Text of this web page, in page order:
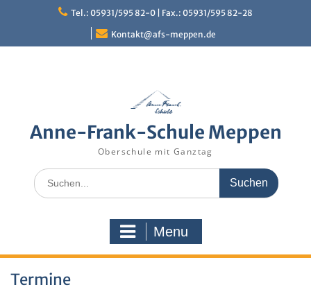
Tel.: 05931/595 82-0 | Fax.: 05931/595 82-28
Kontakt@afs-meppen.de
Anne-Frank-Schule Meppen
Oberschule mit Ganztag
Search
for:
Menu
Termine